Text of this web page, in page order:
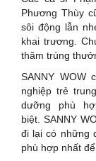
Phương Thùy
sôi động lẫn
khai trương.
thăm trúng
SANNY WOW
nghiệp trẻ
dưỡng phù
biệt. SANNY
đi lại có những
phù hợp nhất